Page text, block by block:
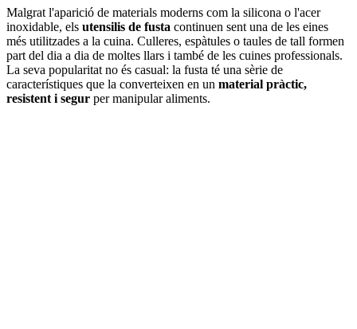
Malgrat l'aparició de materials moderns com la silicona o l'acer
inoxidable, els utensilis de fusta continuen sent una de les eines
més utilitzades a la cuina. Culleres, espàtules o taules de tall formen
part del dia a dia de moltes llars i també de les cuines professionals.
La seva popularitat no és casual: la fusta té una sèrie de
característiques que la converteixen en un material pràctic,
resistent i segur per manipular aliments.